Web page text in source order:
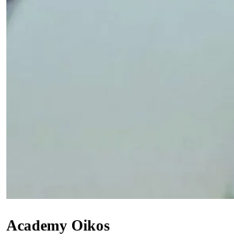
Academy Oikos